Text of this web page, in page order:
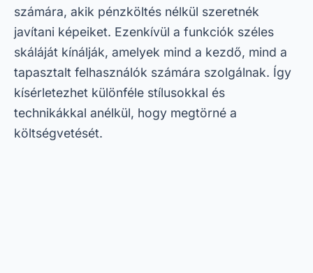
számára, akik pénzköltés nélkül szeretnék
javítani képeiket. Ezenkívül a funkciók széles
skáláját kínálják, amelyek mind a kezdő, mind a
tapasztalt felhasználók számára szolgálnak. Így
kísérletezhet különféle stílusokkal és
technikákkal anélkül, hogy megtörné a
költségvetését.